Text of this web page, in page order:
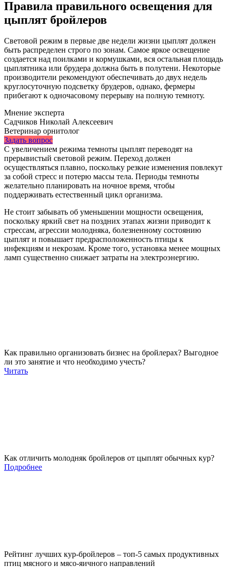
Правила правильного освещения для
цыплят бройлеров
Световой режим в первые две недели жизни цыплят должен
быть распределен строго по зонам. Самое яркое освещение
создается над поилками и кормушками, вся остальная площадь
цыплятника или брудера должна быть в полутени. Некоторые
производители рекомендуют обеспечивать до двух недель
круглосуточную подсветку брудеров, однако, фермеры
прибегают к одночасовому перерыву на полную темноту.
Мнение эксперта
Садчиков Николай Алексеевич
Ветеринар орнитолог
Задать вопрос
С увеличением режима темноты цыплят переводят на
прерывистый световой режим. Переход должен
осуществляться плавно, поскольку резкие изменения повлекут
за собой стресс и потерю массы тела. Периоды темноты
желательно планировать на ночное время, чтобы
поддерживать естественный цикл организма.
Не стоит забывать об уменьшении мощности освещения,
поскольку яркий свет на поздних этапах жизни приводит к
стрессам, агрессии молодняка, болезненному состоянию
цыплят и повышает предрасположенность птицы к
инфекциям и некрозам. Кроме того, установка менее мощных
ламп существенно снижает затраты на электроэнергию.
Как правильно организовать бизнес на бройлерах? Выгодное
ли это занятие и что необходимо учесть?
Читать
Как отличить молодняк бройлеров от цыплят обычных кур?
Подробнее
Рейтинг лучших кур-бройлеров – топ-5 самых продуктивных
птиц мясного и мясо-яичного направлений